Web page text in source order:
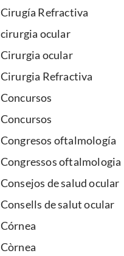
Cirugía Refractiva
cirurgia ocular
Cirurgia ocular
Cirurgia Refractiva
Concursos
Concursos
Congresos oftalmología
Congressos oftalmologia
Consejos de salud ocular
Consells de salut ocular
Córnea
Còrnea